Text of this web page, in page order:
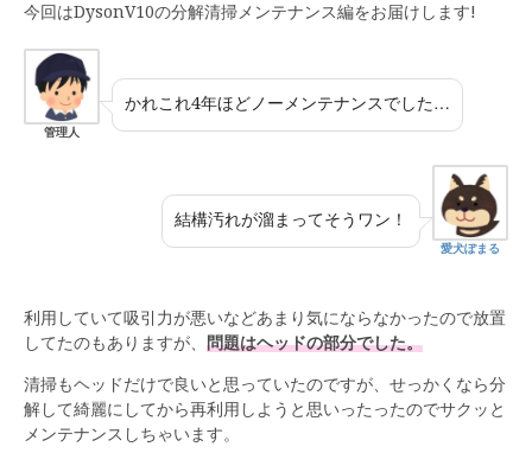
今回はDysonV10の分解清掃メンテナンス編をお届けします!
管理人
かれこれ4年ほどノーメンテナンスでした…
結構汚れが溜まってそうワン！
愛犬ぽまる
利用していて吸引力が悪いなどあまり気にならなかったので放置
してたのもありますが、 問題はヘッドの部分でした。
清掃もヘッドだけで良いと思っていたのですが、せっかくなら分
解して綺麗にしてから再利用しようと思いったったのでサクッと
メンテナンスしちゃいます。